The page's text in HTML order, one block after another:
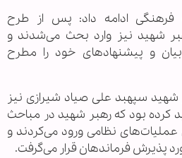
فرهنگی ادامه داد: پس از طرح
شهید نیز وارد بحث می‌شدند و
و پیشنهادهای خود را مطرح
شهید سپهبد علی صیاد شیرازی نیز
کرده بود که رهبر شهید در مباحث
عملیات‌های نظامی ورود می‌کردند و
پذیرش فرماندهان قرار می‌گرفت.